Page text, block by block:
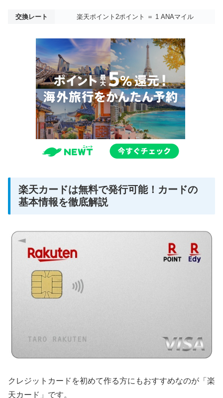
交換レート 楽天ポイント2ポイント ＝ 1 ANAマイル
楽天カードは無料で発行可能！カードの
基本情報を徹底解説
クレジットカードを初めて作る方にもおすすめなのが「楽
天カード」です。